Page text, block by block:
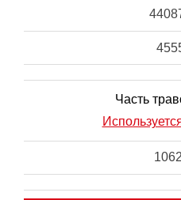
Часть